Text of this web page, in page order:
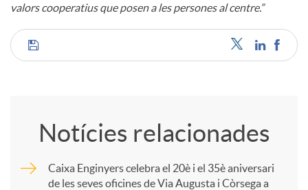
valors cooperatius que posen a les persones al centre.”
C
Notícies relacionades
Caixa Enginyers celebra el 20è i el 35è aniversari
de les seves oficines de Via Augusta i Còrsega a